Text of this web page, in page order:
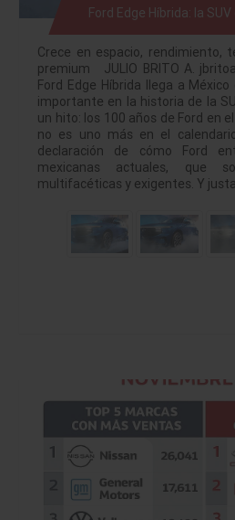
Ford Edge Híbrida: la
Crece en espacio, rendimiento,
premium JULIO BRITO A.
Ford Edge Híbrida llega a
importante en la historia de la
un hito: los 100 años de Ford en
no es uno más en el
declaración de cómo Ford
mexicanas actuales, que
multifacéticas y exigentes. Y